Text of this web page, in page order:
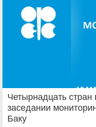
Четырнадцать стран
заседании
Баку